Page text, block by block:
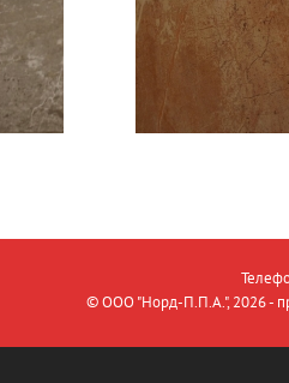
© OOO "Норд-П.П.А.", 2026 -